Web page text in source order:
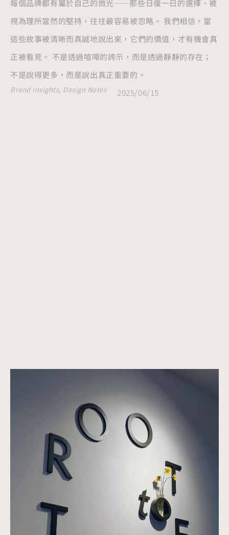
每個品牌都有屬於自己的微光——那些日復一日的選擇、被
視為理所當然的堅持，往往最容易被忽略。 我們相信，當
這些故事被清晰而真誠地說出來，它們的價值，才有機會真
正被看見。 不是透過喧嘩的誇示，而是透過靜靜的存在；
不是說得更多，而是說出真正重要的。
Brand Insights, Design Notes 2025/06/15